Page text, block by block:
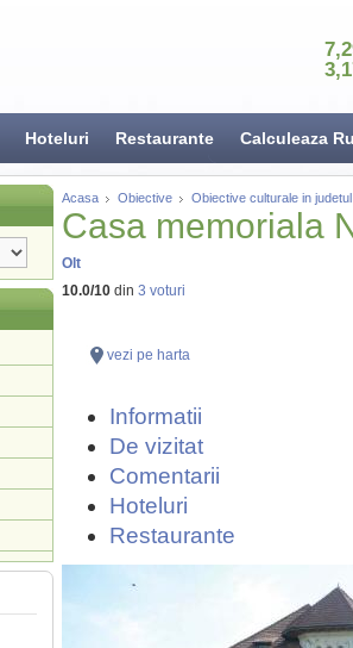
Hoteluri Restaurante Calculeaza
Acasa Obiective Obiective culturale in
Casa memoriala
Olt
10.0/10 din 3 voturi
vezi pe harta
Informatii
De vizitat
Comentarii
Hoteluri
Restaurante